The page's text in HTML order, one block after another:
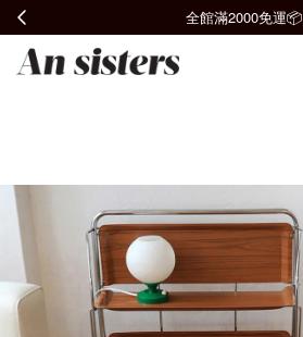
全館滿2000免運📦